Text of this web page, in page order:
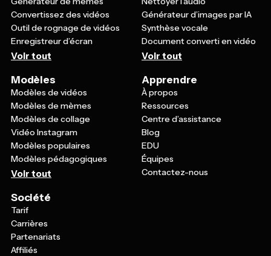
Convertissez des vidéos
Outil de rognage de vidéos
Enregistreur d’écran
Voir tout
Générateur d’images par IA
Synthèse vocale
Document converti en vidéo
Voir tout
Modèles
Modèles de vidéos
Modèles de mèmes
Modèles de collage
Vidéo Instagram
Modèles populaires
Modèles pédagogiques
Voir tout
Apprendre
À propos
Ressources
Centre d’assistance
Blog
EDU
Équipes
Contactez-nous
Société
Tarif
Carrières
Partenariats
Affiliés